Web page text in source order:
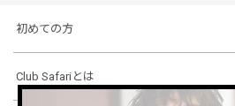
初めての方
Club Safariとは